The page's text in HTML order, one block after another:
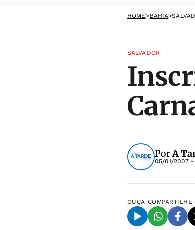
HOME>BAHIA>
SALVADOR
PorA
05/01/2007 -
OUÇA COMPARTILHE